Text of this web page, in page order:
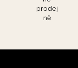
prodej
ně